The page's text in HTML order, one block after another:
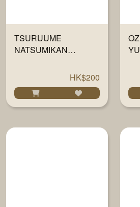
TSURUUME
NATSUMIKAN
HK$200